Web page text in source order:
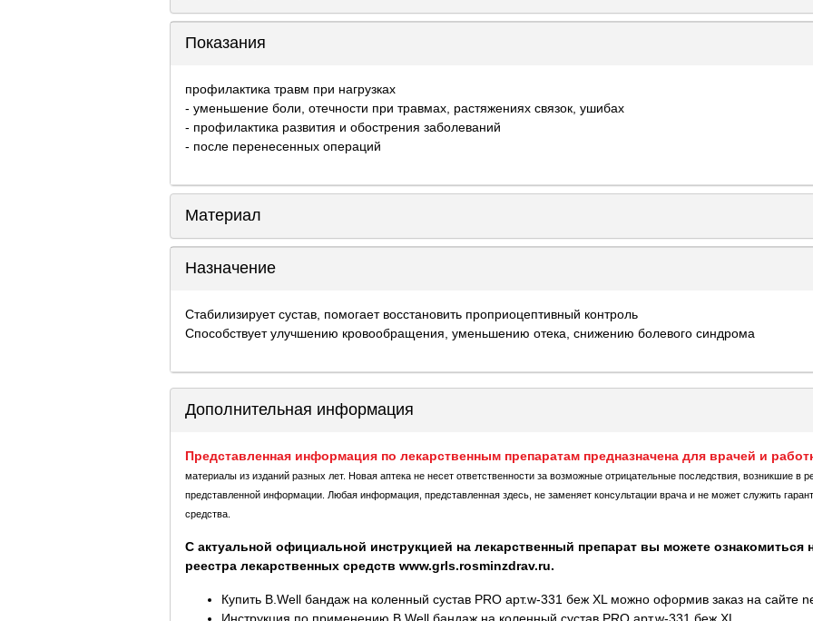
Показания
профилактика травм при нагрузках
- уменьшение боли, отечности при травмах, растяжениях связок, ушибах
- профилактика развития и обострения заболеваний
- после перенесенных операций
Материал
Назначение
Стабилизирует сустав, помогает восстановить проприоцептивный контроль
Способствует улучшению кровообращения, уменьшению отека, снижению болевого синдрома
Дополнительная информация
Представленная информация по лекарственным препаратам предназначена для врачей и
материалы из изданий разных лет. Новая аптека не несет ответственности за возможные отрицательные последствия, возникшие в
представленной информации. Любая информация, представленная здесь, не заменяет консультации врача и не может служить
средства.
С актуальной официальной инструкцией на лекарственный препарат вы можете ознакомиться
реестра лекарственных средств www.grls.rosminzdrav.ru.
Купить B.Well бандаж на коленный сустав PRO арт.w-331 беж XL можно оформив заказ на сайте
Инструкция по применению B.Well бандаж на коленный сустав PRO арт.w-331 беж XL